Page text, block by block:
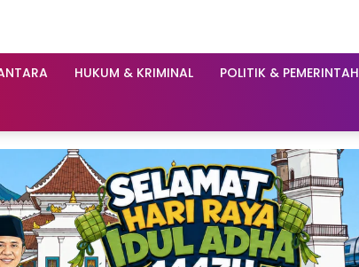
HUKUM & KRIMINAL POLITIK & PEMERINTAH